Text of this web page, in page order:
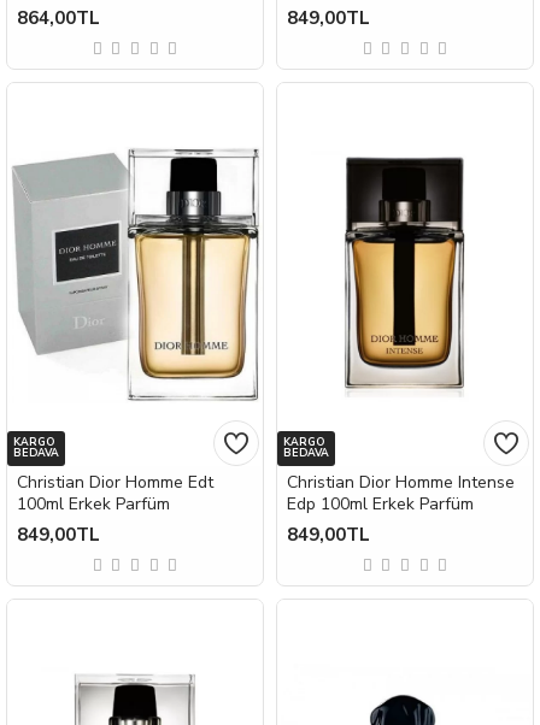
864,00TL 849,00TL
KARGO
BEDAVA
Christian Dior Homme Edt
100ml Erkek Parfüm
849,00TL
KARGO
BEDAVA
Christian Dior Homme Intense
Edp 100ml Erkek Parfüm
849,00TL